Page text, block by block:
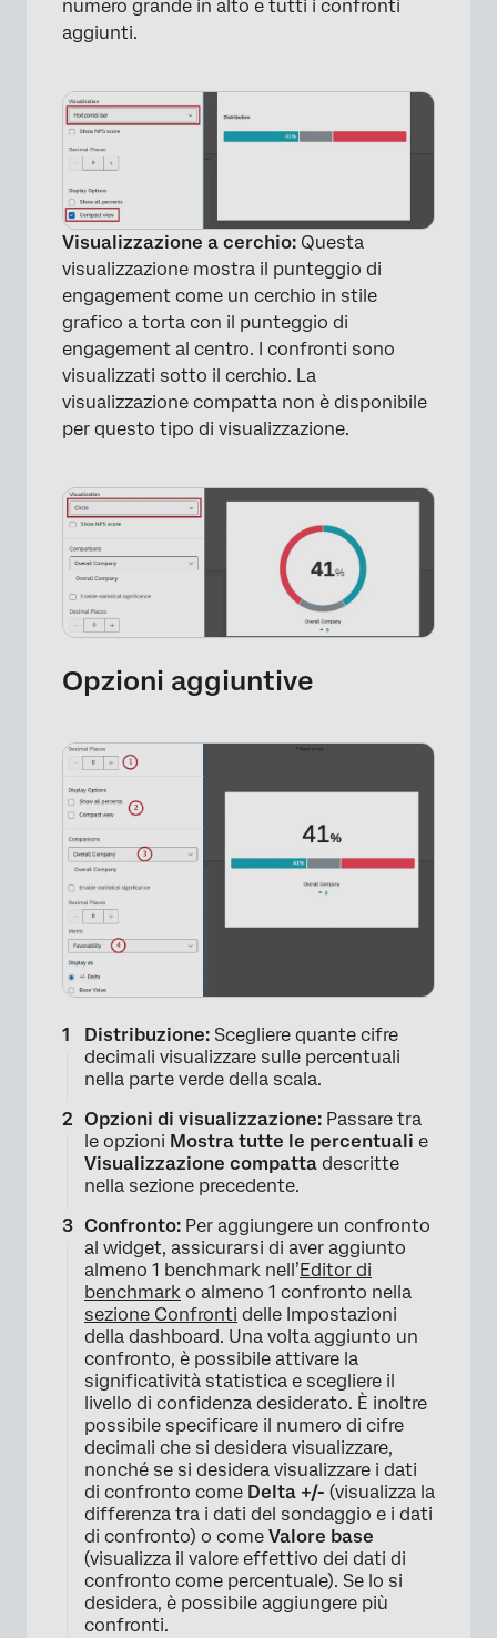
×
numero grande in alto e tutti i confronti
aggiunti.
Visualizzazione a cerchio: Questa
visualizzazione mostra il punteggio di
engagement come un cerchio in stile
grafico a torta con il punteggio di
engagement al centro. I confronti sono
visualizzati sotto il cerchio. La
visualizzazione compatta non è disponibile
per questo tipo di visualizzazione.
Opzioni aggiuntive
×
Distribuzione: Scegliere quante cifre
decimali visualizzare sulle percentuali
nella parte verde della scala.
Opzioni di visualizzazione: Passare tra
le opzioni Mostra tutte le percentuali e
Visualizzazione compatta descritte
nella sezione precedente.
Confronto: Per aggiungere un confronto
al widget, assicurarsi di aver aggiunto
almeno 1 benchmark nell’Editor di
benchmark o almeno 1 confronto nella
sezione Confronti delle Impostazioni
della dashboard. Una volta aggiunto un
confronto, è possibile attivare la
significatività statistica e scegliere il
livello di confidenza desiderato. È inoltre
possibile specificare il numero di cifre
decimali che si desidera visualizzare,
nonché se si desidera visualizzare i dati
di confronto come Delta +/- (visualizza la
differenza tra i dati del sondaggio e i dati
di confronto) o come Valore base
(visualizza il valore effettivo dei dati di
confronto come percentuale). Se lo si
desidera, è possibile aggiungere più
confronti.